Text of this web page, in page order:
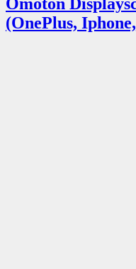
(OnePlus,